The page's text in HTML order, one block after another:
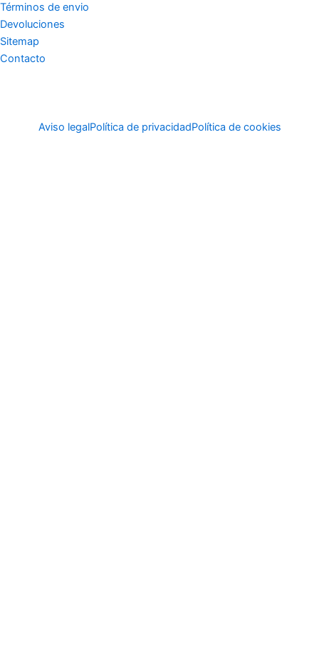
Términos de envio
Devoluciones
Sitemap
Contacto
Aviso legalPolítica de privacidadPolítica de cookies